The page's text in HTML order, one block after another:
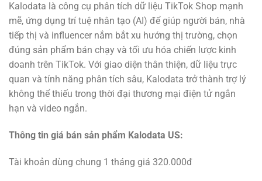
Kalodata là công cụ phân tích dữ liệu TikTok Shop mạnh
mẽ, ứng dụng trí tuệ nhân tạo (AI) để giúp người bán, nhà
tiếp thị và influencer nắm bắt xu hướng thị trường, chọn
đúng sản phẩm bán chạy và tối ưu hóa chiến lược kinh
doanh trên TikTok. Với giao diện thân thiện, dữ liệu trực
quan và tính năng phân tích sâu, Kalodata trở thành trợ lý
không thể thiếu trong thời đại thương mại điện tử ngắn
hạn và video ngắn.
Thông tin giá bán sản phẩm Kalodata US:
Tài khoản dùng chung 1 tháng giá 320.000đ